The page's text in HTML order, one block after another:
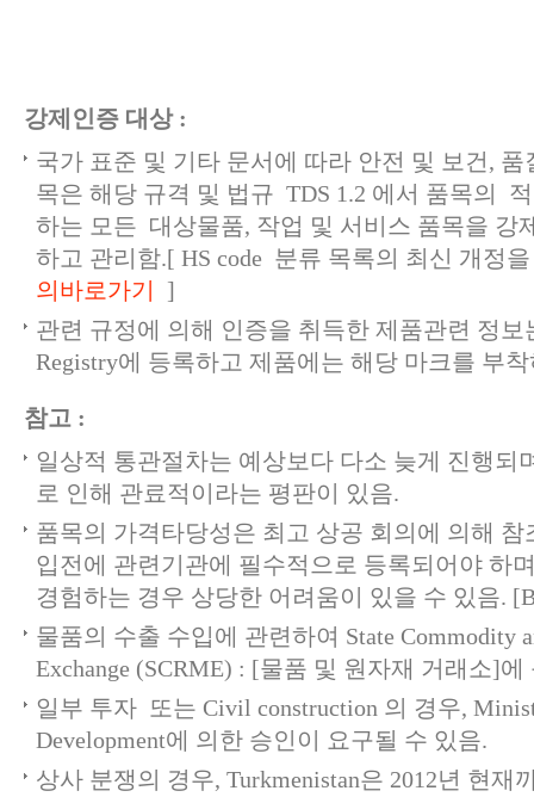
강제인증 대상 :
국가 표준 및 기타 문서에 따라 안전 및 보건,
목은 해당 규격 및 법규 TDS 1.2 에서 품목의
하는 모든 대상물품, 작업 및 서비스 품목을 강
하고 관리함.[ HS code 분류 목록의 최신 개정
의바로가기
]
관련 규정에 의해 인증을 취득한 제품관련 정보
Registry에 등록하고 제품에는 해당 마크를 부
참고 :
일상적 통관절차는 예상보다 다소 늦게 진행되
로 인해 관료적이라는 평판이 있음.
품목의 가격타당성은 최고 상공 회의에 의해
입전에 관련기관에 필수적으로 등록되어야 하
경험하는 경우 상당한 어려움이 있을 수 있음.
물품의 수출 수입에 관련하여 State Commodity
Exchange (SCRME) : [물품 및 원자재 거래소]
일부 투자 또는 Civil construction 의 경우,
Development에 의한 승인이 요구될 수 있음.
상사 분쟁의 경우, Turkmenistan은 2012년 현재